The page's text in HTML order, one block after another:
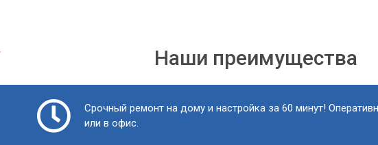
Наши преимущества
Срочный ремонт на дому и настройка за 60 минут!
или в офис.